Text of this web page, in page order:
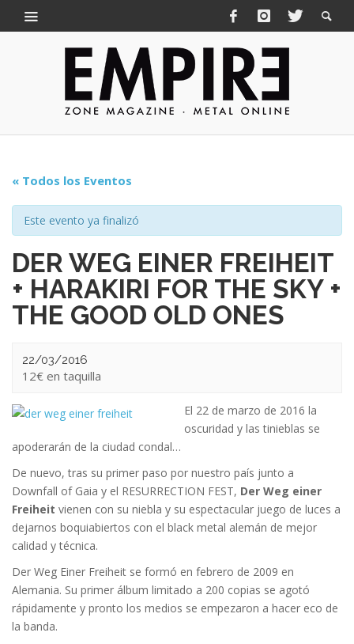
« Todos los Eventos
Este evento ya finalizó
DER WEG EINER FREIHEIT
+ HARAKIRI FOR THE SKY +
THE GOOD OLD ONES
22/03/2016
12€
El 22 de marzo de 2016 la
oscuridad y las tinieblas se
apoderarán de la ciudad condal…
De nuevo, tras su primer paso por nuestro país junto a
Downfall of Gaia y el RESURRECTION FEST, Der Weg einer
Freiheit vienen con su niebla y su espectacular juego de luces a
dejarnos boquiabiertos con el black metal alemán de mejor
calidad y técnica.
Der Weg Einer Freiheit se formó en febrero de 2009 en
Alemania. Su primer álbum limitado a 200 copias se agotó
rápidamente y pronto los medios se empezaron a hacer eco de
la banda.